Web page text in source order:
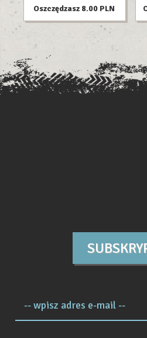
Oszczędzasz 8.00 PLN
-- wpisz adres e-mail --